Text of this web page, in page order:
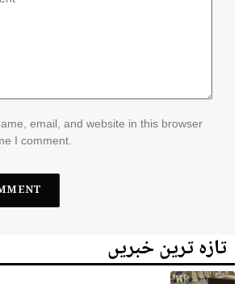
email, and website in this browser
I comment.
تازہ ترین خبریں